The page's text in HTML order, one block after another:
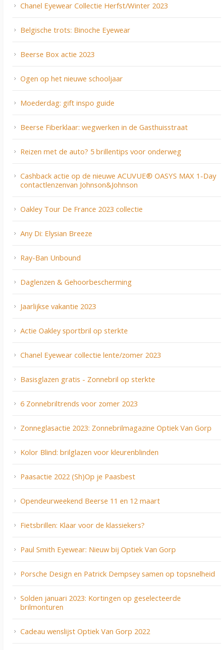
Chanel Eyewear Collectie Herfst/Winter 2023
Belgische trots: Binoche Eyewear
Beerse Box actie 2023
Ogen op het nieuwe schooljaar
Moederdag: gift inspo guide
Beerse Fiberklaar: wegwerken in de Gasthuisstraat
Reizen met de auto? 5 brillentips voor onderweg
Cashback actie op de nieuwe ACUVUE® OASYS MAX 1-Day
contactlenzenvan Johnson&Johnson
Oakley Tour De France 2023 collectie
Any Di: Elysian Breeze
Ray-Ban Unbound
Daglenzen & Gehoorbescherming
Jaarlijkse vakantie 2023
Actie Oakley sportbril op sterkte
Chanel Eyewear collectie lente/zomer 2023
Basisglazen gratis - Zonnebril op sterkte
6 Zonnebriltrends voor zomer 2023
Zonneglasactie 2023: Zonnebrilmagazine Optiek Van Gorp
Kolor Blind: brilglazen voor kleurenblinden
Paasactie 2022 (Sh)Op je Paasbest
Opendeurweekend Beerse 11 en 12 maart
Fietsbrillen: Klaar voor de klassiekers?
Paul Smith Eyewear: Nieuw bij Optiek Van Gorp
Porsche Design en Patrick Dempsey samen op topsnelheid
Solden januari 2023: Kortingen op geselecteerde
brilmonturen
Cadeau wenslijst Optiek Van Gorp 2022